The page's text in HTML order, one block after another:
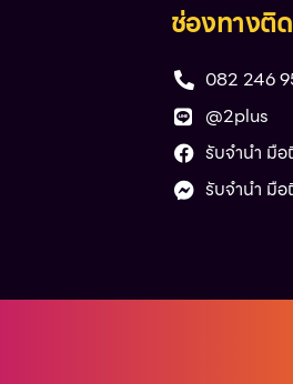
ช่องทางติ
082 246
@2plus
รับจำนำ มื
รับจำนำ มื